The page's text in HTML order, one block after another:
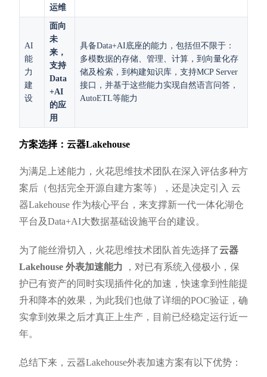
运维
AI
能
力
建
设
面向
未
来，
支持
Data
+AI
的应
用
具备Data+AI底座的能力，包括但不限于：
多模数据的存储、管理、计算，到向量化存
储及检索，到构建知识库，支持MCP Server
接口，并基于这些能力实现自然语言问答，
AutoETL等能力
方案选择：云器Lakehouse
为满足上述能力，火花思维技术团队在深入评估多种方
案后（包括完全开源自建方案等），还是决定引入 云
器Lakehouse 作为核心平台，来支撑新一代一体化湖仓
平台及Data+AI大数据基础设施平台的建设。
为了能丝滑切入，火花思维技术团队首先选择了云器
Lakehouse 外表加速能力 ，对已有系统入侵极小，保
护已有资产的同时实现插件化的加速，快速拿到性能提
升和降本的效果，为此我们也做了详细的POC验证，确
实拿到效果之后才真正上生产，目前已经稳定运行近一
年。
总结下来，云器Lakehouse外表加速方案有以下优势：